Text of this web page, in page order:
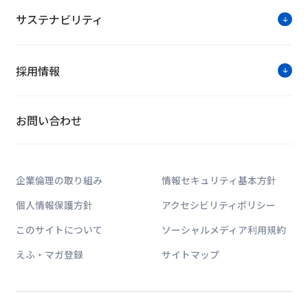
サステナビリティ
採用情報
お問い合わせ
企業倫理の取り組み
情報セキュリティ基本方針
個人情報保護方針
アクセシビリティポリシー
このサイトについて
ソーシャルメディア利用規約
えふ・マガ登録
サイトマップ